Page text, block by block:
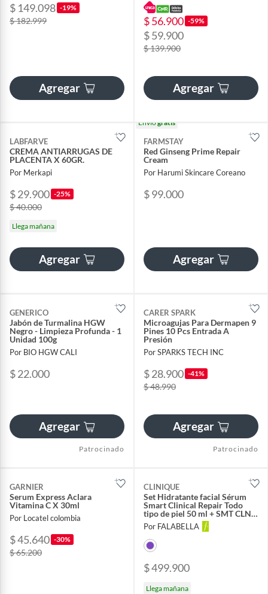
$ 149.098 -19%
$ 182.999
Agregar
$ 56.900 -59%
$ 59.900
$ 139.900
Agregar
LABFARVE
CREMA ANTIARRUGAS DE
PLACENTA X 60GR.
Por Merkapi
$ 29.900 -25%
$ 40.000
Llega mañana
Agregar
Envíogratis
FARMSTAY
Red Ginseng Prime Repair
Cream
Por Harumi Skincare Coreano
$ 99.000
Agregar
GENERICO
Jabón de Turmalina HGW
Negro - Limpieza Profunda - 1
Unidad 100g
Por BIO HGW CALI
$ 22.000
Agregar
Patrocinado
CARER SPARK
Microagujas Para Dermapen 9
Pines 10 Pcs Entrada A
Presión
Por SPARKS TECH INC
$ 28.900 -41%
$ 48.990
Agregar
Patrocinado
GARNIER
Serum Express Aclara
Vitamina C X 30ml
Por Locatel colombia
$ 45.640 -30%
$ 65.200
CLINIQUE
Set Hidratante facial Sérum
Smart Clinical Repair Todo
tipo de piel 50 ml + SMT CLNC
RPR LFTG FC+NK 5ML
Incluye: 3 Productos
Por FALABELLA
$ 499.900
Llega mañana